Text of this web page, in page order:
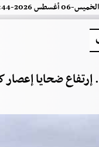
الخميس-06 أغسطس 2026-10:44م
ضحايا إعصار كالمايجي إلى